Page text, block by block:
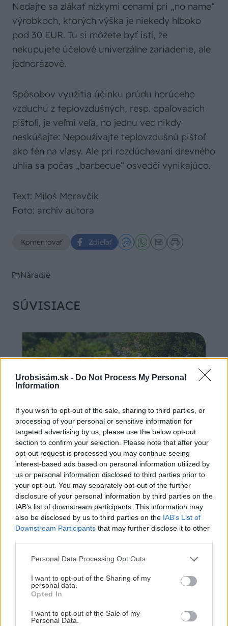
Urobsisám.sk - Do Not Process My Personal
Information
If you wish to opt-out of the sale, sharing to third parties, or
processing of your personal or sensitive information for
targeted advertising by us, please use the below opt-out
section to confirm your selection. Please note that after your
opt-out request is processed you may continue seeing
interest-based ads based on personal information utilized by
us or personal information disclosed to third parties prior to
your opt-out. You may separately opt-out of the further
disclosure of your personal information by third parties on the
IAB’s list of downstream participants. This information may
also be disclosed by us to third parties on the IAB’s List of
Downstream Participants that may further disclose it to other
Please note that this website/app uses one or more Google
not limited to your visit or usage behaviour. You may click to
grant or deny consent to Google and its third-party tags to
use your data for below specified purposes in below Google
consent section.
Personal Data Processing Opt Outs
I want to opt-out of the Sharing of my
personal data.
Opted In
I want to opt-out of the Sale of my
Personal Data.
Nedajte sa zlákať nízkymi cenami pri „no name“
výrobkoch, ktorých výška je niekedy hlboko
pod 30 EUR. Tu si môžete byť istí, že
nekupujete účelové univerzálne zariadenie, ale
jednorázové.
Spôsobov využitia účinku prúdu horúceho
vzduchu z teplovzdušných, resp. opaľovacích
pištolí, je veľmi veľa, no jednu vec nikdy
neskúšajte: Nepoužívajte teplovzdušnú pištoľ
ako fén na vlasy. Ale pri rozdúchavaní drevného
uhlia sa počas „barbecue“ osvedčí vynikajúco.
Text: Miloš Moravčík
Foto: archív autora
Komentovať Zdieľať
Náradie
SÚVISIACE
5 trvaliek s panašovanými listami, ktoré dodajú
vášmu záhonu celosezónny šmrnc